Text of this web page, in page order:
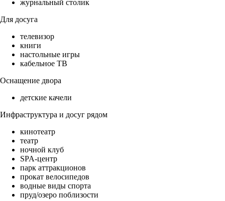
журнальный столик
Для досуга
телевизор
книги
настольные игры
кабельное ТВ
Оснащение двора
детские качели
Инфраструктура и досуг рядом
кинотеатр
театр
ночной клуб
SPA-центр
парк аттракционов
прокат велосипедов
водные виды спорта
пруд/озеро поблизости